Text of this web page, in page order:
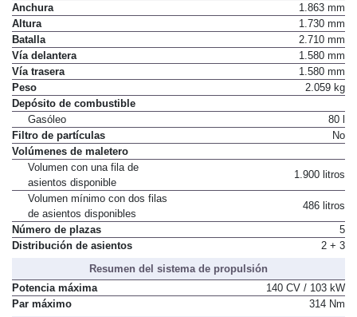
Anchura
1.863 mm
Altura
1.730 mm
Batalla
2.710 mm
Vía delantera
1.580 mm
Vía trasera
1.580 mm
Peso
2.059 kg
Depósito de combustible
Gasóleo
80 l
Filtro de partículas
No
Volúmenes de maletero
Volumen con una fila de
asientos disponible
1.900 litros
Volumen mínimo con dos filas
de asientos disponibles
486 litros
Número de plazas
5
Distribución de asientos
2 + 3
Resumen del sistema de propulsión
Potencia máxima
140 CV / 103 kW
Par máximo
314 Nm